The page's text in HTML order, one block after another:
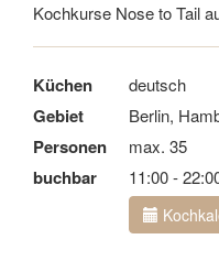
Kochkurse Nose to Tail
Küchen deutsch
Gebiet Berlin,
Personen max. 35
buchbar 11:00 -